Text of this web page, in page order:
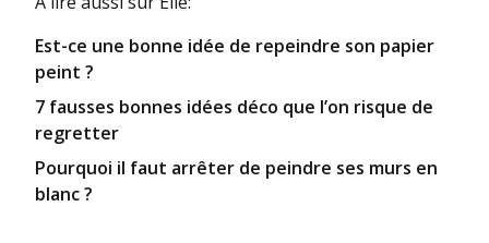
Est-ce une bonne idée de repeindre son papier
peint ?
7 fausses bonnes idées déco que l’on risque de
regretter
Pourquoi il faut arrêter de peindre ses murs en
blanc ?